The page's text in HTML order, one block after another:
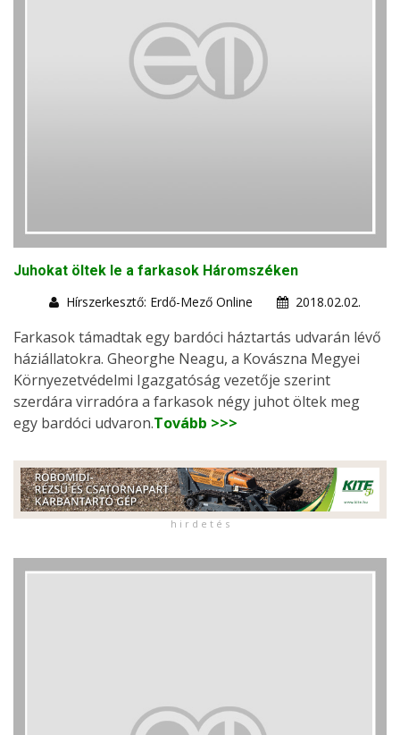
Juhokat öltek le a farkasok Háromszéken
Hírszerkesztő: Erdő-Mező Online
2018.02.02.
Farkasok támadtak egy bardóci háztartás udvarán lévő
háziállatokra. Gheorghe Neagu, a Kovászna Megyei
Környezetvédelmi Igazgatóság vezetője szerint
szerdára virradóra a farkasok négy juhot öltek meg
egy bardóci udvaron.Tovább >>>
h i r d e t é s